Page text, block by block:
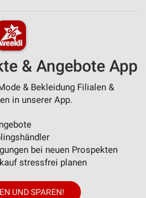
& Angebote App
& Bekleidung Filialen &
in unserer App.
bei neuen Prospekten
stressfrei planen
UND SPAREN!